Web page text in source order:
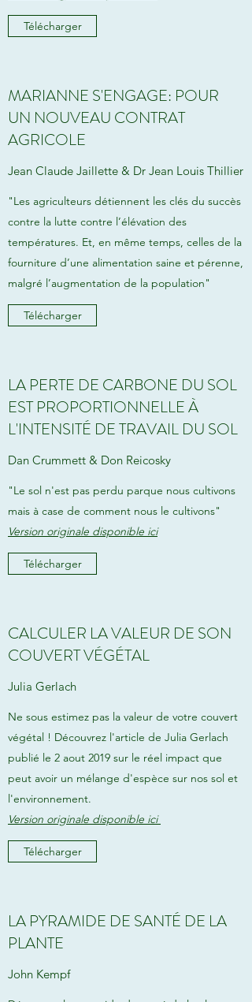
Télécharger
MARIANNE S'ENGAGE: POUR
UN NOUVEAU CONTRAT
AGRICOLE
Jean Claude Jaillette & Dr Jean Louis Thillier
"Les agriculteurs détiennent les clés du succès
contre la lutte contre l’élévation des
températures. Et, en même temps, celles de la
fourniture d’une alimentation saine et pérenne,
malgré l’augmentation de la population"
Télécharger
LA PERTE DE CARBONE DU SOL
EST PROPORTIONNELLE À
L'INTENSITÉ DE TRAVAIL DU SOL
Dan Crummett & Don Reicosky
"Le sol n'est pas perdu parque nous cultivons
mais à case de comment nous le cultivons"
Version originale disponible ici
Télécharger
CALCULER LA VALEUR DE SON
COUVERT VÉGÉTAL
Julia Gerlach
Ne sous estimez pas la valeur de votre couvert
végétal ! Découvrez l'article de Julia Gerlach
publié le 2 aout 2019 sur le réel impact que
peut avoir un mélange d'espèce sur nos sol et
l'environnement.
Version originale disponible ici
Télécharger
LA PYRAMIDE DE SANTÉ DE LA
PLANTE
John Kempf